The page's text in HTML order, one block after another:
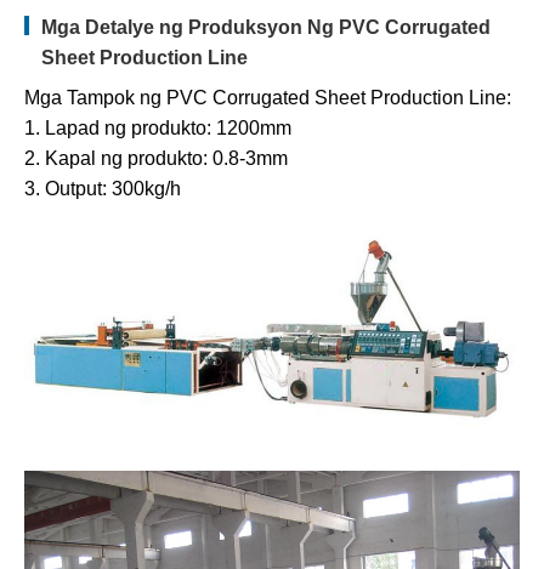
Mga Detalye ng Produksyon Ng PVC Corrugated
Sheet Production Line
Mga Tampok ng PVC Corrugated Sheet Production Line:
1. Lapad ng produkto: 1200mm
2. Kapal ng produkto: 0.8-3mm
3. Output: 300kg/h